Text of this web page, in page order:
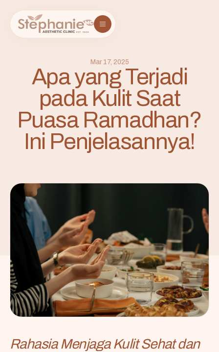
Mar 17, 2025
Apa yang Terjadi
pada Kulit Saat
Puasa Ramadhan?
Ini Penjelasannya!
Rahasia Menjaga Kulit Sehat dan